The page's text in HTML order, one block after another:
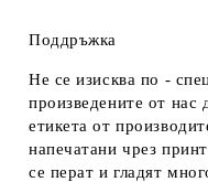
Поддръжка
Не се изисква по -
произведените от нас
етикета от
напечатани чрез
се перат и гладят